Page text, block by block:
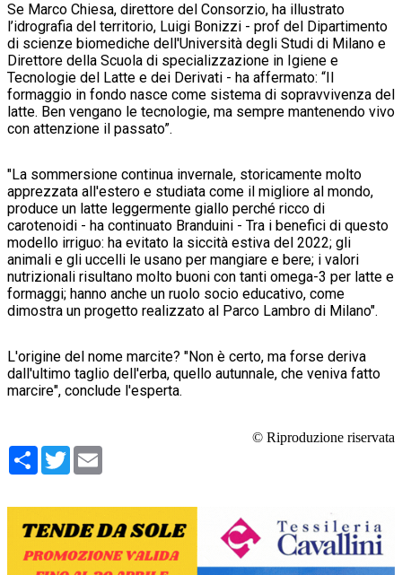
Se Marco Chiesa, direttore del Consorzio, ha illustrato
l’idrografia del territorio, Luigi Bonizzi - prof del Dipartimento
di scienze biomediche dell'Università degli Studi di Milano e
Direttore della Scuola di specializzazione in Igiene e
Tecnologie del Latte e dei Derivati - ha affermato: “Il
formaggio in fondo nasce come sistema di sopravvivenza del
latte. Ben vengano le tecnologie, ma sempre mantenendo vivo
con attenzione il passato”.
"La sommersione continua invernale, storicamente molto
apprezzata all'estero e studiata come il migliore al mondo,
produce un latte leggermente giallo perché ricco di
carotenoidi - ha continuato Branduini - Tra i benefici di questo
modello irriguo: ha evitato la siccità estiva del 2022; gli
animali e gli uccelli le usano per mangiare e bere; i valori
nutrizionali risultano molto buoni con tanti omega-3 per latte e
formaggi; hanno anche un ruolo socio educativo, come
dimostra un progetto realizzato al Parco Lambro di Milano".
L'origine del nome marcite? "Non è certo, ma forse deriva
dall'ultimo taglio dell'erba, quello autunnale, che veniva fatto
marcire", conclude l'esperta.
© Riproduzione riservata
Condividi
Twitter